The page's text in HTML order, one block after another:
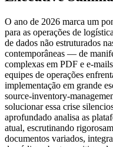
O ano de 2026 marca um
para as operações de
de dados não estruturados
contemporâneas — de
complexas em PDF e e-
equipes de operações
implementação em grande
source-inventory-
solucionar essa crise
aprofundado analisa as
atual, escrutinando
documentos variados,